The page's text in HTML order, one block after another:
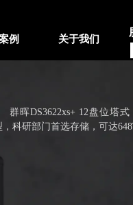
晖DS3622xs+ 12盘位塔式
，科研部门首选存储，可达
例 关于我们